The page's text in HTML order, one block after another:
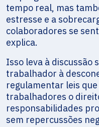
tempo real, mas
estresse e a
colaboradores se
explica.
Isso leva à discussão
trabalhador à
regulamentar leis
trabalhadores o
responsabilidades
sem repercussões